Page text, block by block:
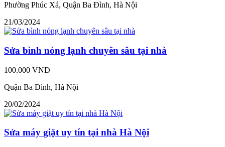
Phường Phúc Xá, Quận Ba Đình, Hà Nội
21/03/2024
Sửa bình nóng lạnh chuyên sâu tại nhà
100.000 VNĐ
Quận Ba Đình, Hà Nội
20/02/2024
Sửa máy giặt uy tín tại nhà Hà Nội